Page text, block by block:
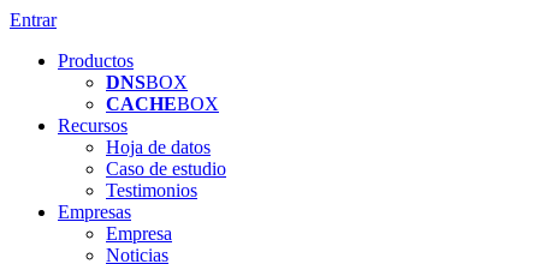
Entrar
Productos
DNSBOX
CACHEBOX
Recursos
Hoja de datos
Caso de estudio
Testimonios
Empresas
Empresa
Noticias